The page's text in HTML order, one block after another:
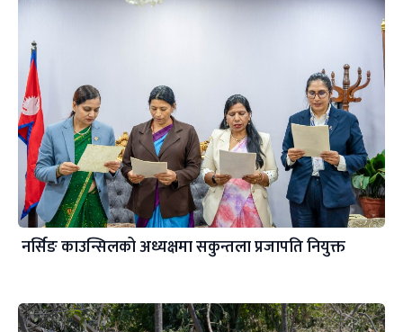
नर्सिङ काउन्सिलको अध्यक्षमा सकुन्तला प्रजापति नियुक्त